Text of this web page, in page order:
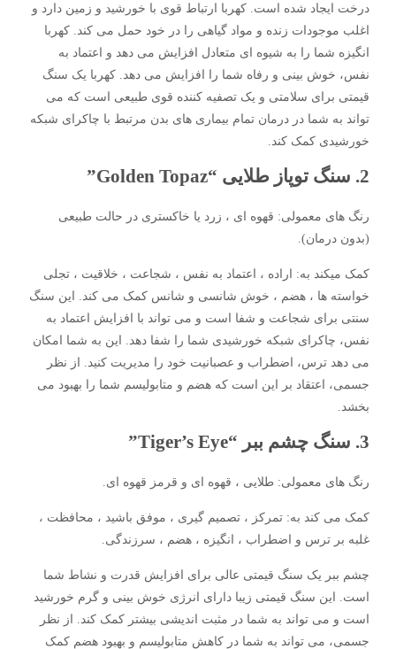
درخت ایجاد شده است. کهربا ارتباط قوی با خورشید و زمین دارد و
اغلب موجودات زنده و مواد گیاهی را در خود حمل می کند. کهربا
انگیزه شما را به شیوه ای متعادل افزایش می دهد و اعتماد به
نفس، خوش بینی و رفاه شما را افزایش می دهد. کهربا یک سنگ
قیمتی برای سلامتی و یک تصفیه کننده قوی طبیعی است که می
تواند به شما در درمان تمام بیماری های بدن مرتبط با چاکرای شبکه
خورشیدی کمک کند.
2. سنگ توپاز طلایی “Golden Topaz”
رنگ های معمولی: قهوه ای ، زرد یا خاکستری در حالت طبیعی
(بدون درمان).
کمک میکند به: اراده ، اعتماد به نفس ، شجاعت ، خلاقیت ، تجلی
خواسته ها ، هضم ، خوش شانسی و شانس کمک می کند. این سنگ
سنتی برای شجاعت و شفا است و می تواند با افزایش اعتماد به
نفس، چاکرای شبکه خورشیدی شما را شفا دهد. این به شما امکان
می دهد ترس، اضطراب و عصبانیت خود را مدیریت کنید. از نظر
جسمی، اعتقاد بر این است که هضم و متابولیسم شما را بهبود می
بخشد.
3. سنگ چشم ببر “Tiger’s Eye”
رنگ های معمولی: طلایی ، قهوه ای و قرمز قهوه ای.
کمک می کند به: تمرکز ، تصمیم گیری ، موفق باشید ، محافظت ،
غلبه بر ترس و اضطراب ، انگیزه ، هضم ، سرزندگی.
چشم ببر یک سنگ قیمتی عالی برای افزایش قدرت و نشاط شما
است. این سنگ قیمتی زیبا دارای انرژی خوش بینی و گرم خورشید
است و می تواند به شما در مثبت اندیشی بیشتر کمک کند. از نظر
جسمی، می تواند به شما در کاهش متابولیسم و ​​بهبود هضم کمک